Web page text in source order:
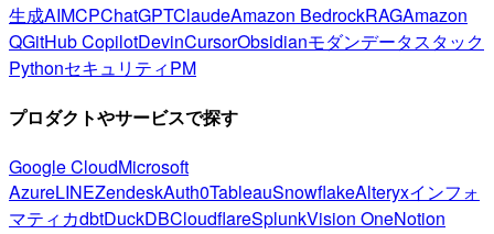
生成AIMCPChatGPTClaudeAmazon BedrockRAGAmazon
QGitHub CopilotDevinCursorObsidianモダンデータスタック
PythonセキュリティPM
プロダクトやサービスで探す
Google CloudMicrosoft
AzureLINEZendeskAuth0TableauSnowflakeAlteryxインフォ
マティカdbtDuckDBCloudflareSplunkVision OneNotion